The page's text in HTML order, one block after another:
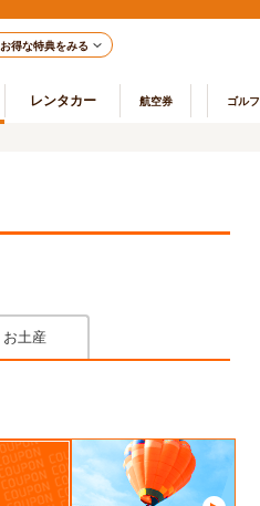
お得な特典をみる
レンタカー 航空券 ゴルフ
お土産